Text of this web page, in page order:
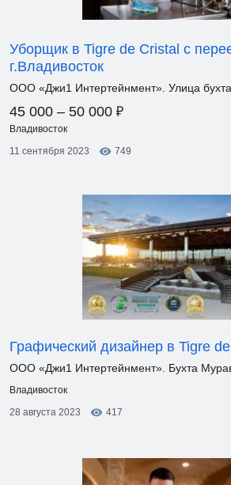
Уборщик в Tigre de Cristal с
г.Владивосток
ООО «Джи1 Интертейнмент». Улица
45 000 – 50 000 ₽
Владивосток
11 сентября 2023
749
Графический дизайнер в Tigre
ООО «Джи1 Интертейнмент». Бухта
Владивосток
28 августа 2023
417